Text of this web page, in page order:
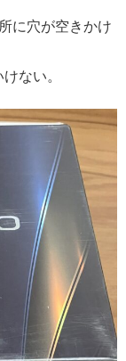
に穴が空きかけ
ない。